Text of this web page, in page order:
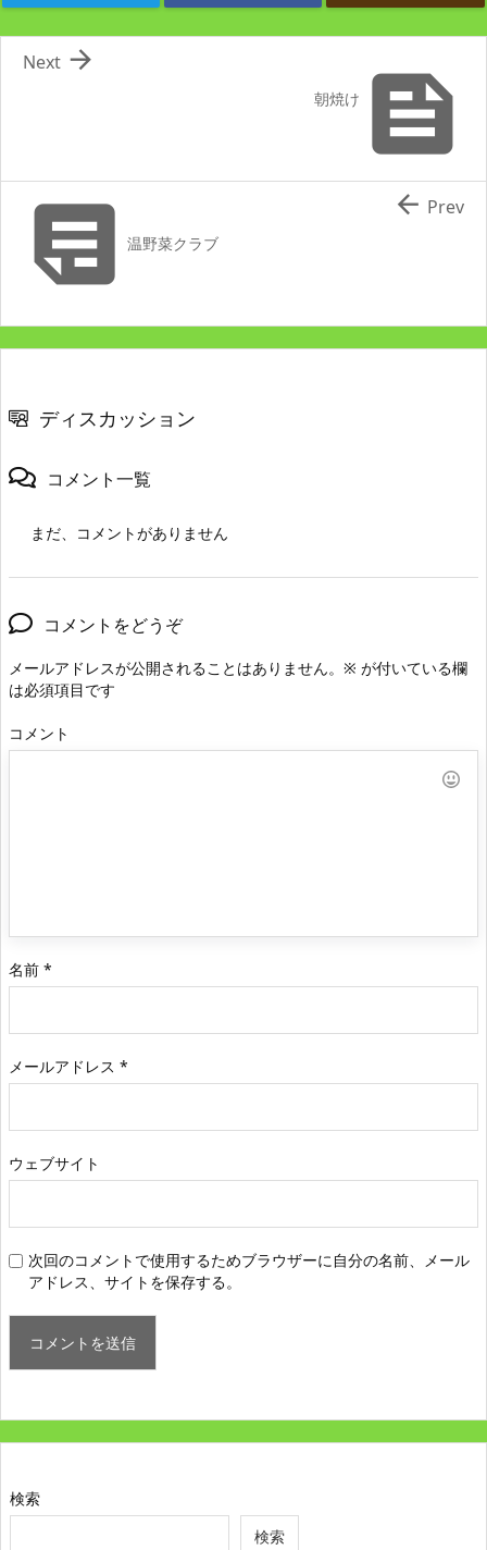

朝焼け

Next
温野菜クラブ
 Prev
ディスカッション
コメント一覧
まだ、コメントがありません
コメントをどうぞ
メールアドレスが公開されることはありません。 ※ が付いている欄
は必須項目です
コメント
名前 *
メールアドレス *
ウェブサイト
次回のコメントで使用するためブラウザーに自分の名前、メール
アドレス、サイトを保存する。
検索
検索